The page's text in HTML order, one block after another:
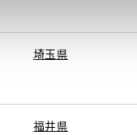
埼玉県
福井県
。
し下さい。